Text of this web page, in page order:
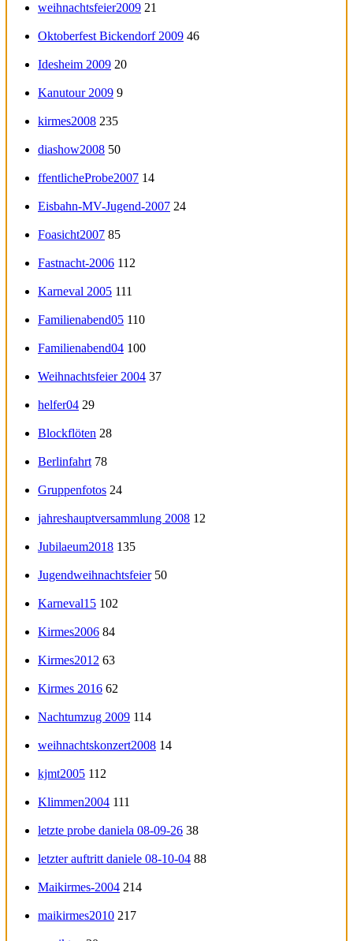
weihnachtsfeier2009 21
Oktoberfest Bickendorf 2009 46
Idesheim 2009 20
Kanutour 2009 9
kirmes2008 235
diashow2008 50
ffentlicheProbe2007 14
Eisbahn-MV-Jugend-2007 24
Foasicht2007 85
Fastnacht-2006 112
Karneval 2005 111
Familienabend05 110
Familienabend04 100
Weihnachtsfeier 2004 37
helfer04 29
Blockflöten 28
Berlinfahrt 78
Gruppenfotos 24
jahreshauptversammlung 2008 12
Jubilaeum2018 135
Jugendweihnachtsfeier 50
Karneval15 102
Kirmes2006 84
Kirmes2012 63
Kirmes 2016 62
Nachtumzug 2009 114
weihnachtskonzert2008 14
kjmt2005 112
Klimmen2004 111
letzte probe daniela 08-09-26 38
letzter auftritt daniele 08-10-04 88
Maikirmes-2004 214
maikirmes2010 217